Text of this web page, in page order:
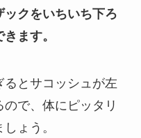
ックをいちいち下ろ
ます。
とサコッシュが左
で、体にピッタリ
ょう。